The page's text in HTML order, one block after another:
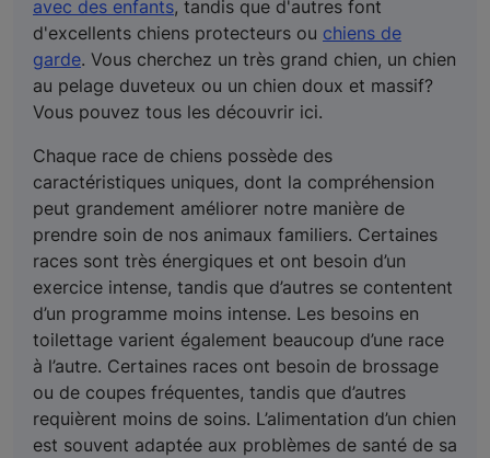
avec des enfants, tandis que d'autres font
d'excellents chiens protecteurs ou chiens de
garde. Vous cherchez un très grand chien, un chien
au pelage duveteux ou un chien doux et massif?
Vous pouvez tous les découvrir ici.
Chaque race de chiens possède des
caractéristiques uniques, dont la compréhension
peut grandement améliorer notre manière de
prendre soin de nos animaux familiers. Certaines
races sont très énergiques et ont besoin d’un
exercice intense, tandis que d’autres se contentent
d’un programme moins intense. Les besoins en
toilettage varient également beaucoup d’une race
à l’autre. Certaines races ont besoin de brossage
ou de coupes fréquentes, tandis que d’autres
requièrent moins de soins. L’alimentation d’un chien
est souvent adaptée aux problèmes de santé de sa